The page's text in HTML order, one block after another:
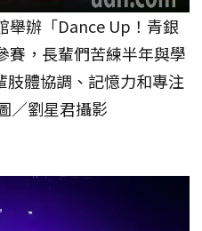
舉辦「Dance Up！青銀
賽，長輩們苦練半年與學
體協調、記憶力和專注
／劉星君攝影